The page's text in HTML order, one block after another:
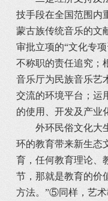
技手段在全国范围内
蒙古族传统音乐的文
审批立项的“文化专
不称职的责任追究；
音乐厅为民族音乐艺
交流的环境平台；运
的使用、开发及产业
外环民俗文化大生
环的教育带来新生态
育，任何教育理论、
节，那就是教育的价
方法。”⑤同样，艺术